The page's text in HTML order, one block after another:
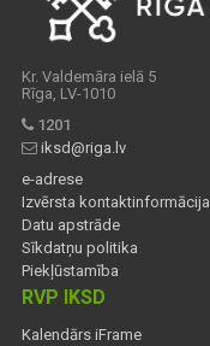
Kr. Valdemāra ielā 5
Rīga, LV-1010
1201
iksd@riga.lv
e-adrese
Izvērsta kontaktinformācija
Datu apstrāde
Sīkdatņu politika
Piekļūstamība
RVP IKSD
Kalendārs iFrame